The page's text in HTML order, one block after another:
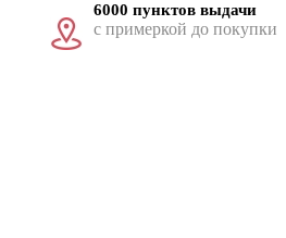
6000 пунктов выдачи
с примеркой до покупки